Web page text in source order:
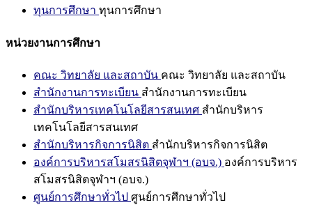
ทุนการศึกษา ทุนการศึกษา
หน่วยงานการศึกษา
คณะ วิทยาลัย และสถาบัน คณะ วิทยาลัย และสถาบัน
สำนักงานการทะเบียน สำนักงานการทะเบียน
สำนักบริหารเทคโนโลยีสารสนเทศ สำนักบริหาร
เทคโนโลยีสารสนเทศ
สำนักบริหารกิจการนิสิต สำนักบริหารกิจการนิสิต
องค์การบริหารสโมสรนิสิตจุฬาฯ (อบจ.) องค์การบริหาร
สโมสรนิสิตจุฬาฯ (อบจ.)
ศูนย์การศึกษาทั่วไป ศูนย์การศึกษาทั่วไป